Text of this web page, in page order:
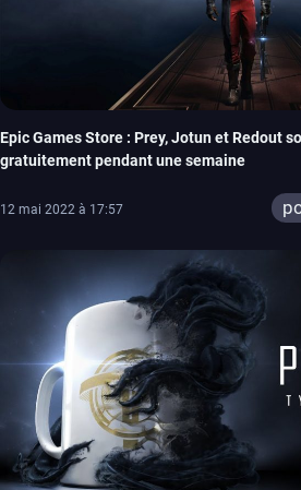
Epic Games Store : Prey, Jotun et Redout
gratuitement pendant une semaine
12 mai 2022 à 17:57